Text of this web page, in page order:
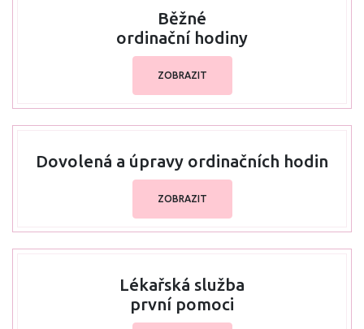
Běžné
ordinační hodiny
ZOBRAZIT
Dovolená a úpravy ordinačních hodin
ZOBRAZIT
Lékařská služba
první pomoci